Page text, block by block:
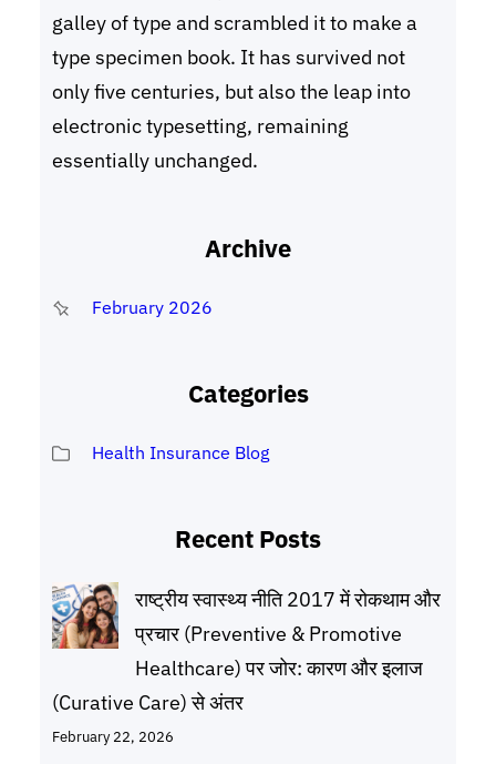
galley of type and scrambled it to make a
type specimen book. It has survived not
only five centuries, but also the leap into
electronic typesetting, remaining
essentially unchanged.
Archive
February 2026
Categories
Health Insurance Blog
Recent Posts
राष्ट्रीय स्वास्थ्य नीति 2017 में रोकथाम और
प्रचार (Preventive & Promotive
Healthcare) पर जोर: कारण और इलाज
(Curative Care) से अंतर
February 22, 2026